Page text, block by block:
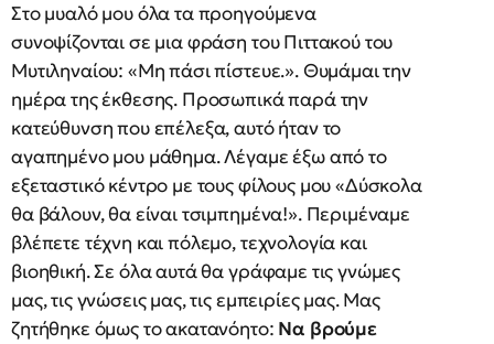
Στο μυαλό μου όλα τα προηγούμενα
συνοψίζονται σε μια φράση του Πιττακού του
Μυτιληναίου: «Μη πάσι πίστευε.». Θυμάμαι την
ημέρα της έκθεσης. Προσωπικά παρά την
κατεύθυνση που επέλεξα, αυτό ήταν το
αγαπημένο μου μάθημα. Λέγαμε έξω από το
εξεταστικό κέντρο με τους φίλους μου «Δύσκολα
θα βάλουν, θα είναι τσιμπημένα!». Περιμέναμε
βλέπετε τέχνη και πόλεμο, τεχνολογία και
βιοηθική. Σε όλα αυτά θα γράφαμε τις γνώμες
μας, τις γνώσεις μας, τις εμπειρίες μας. Μας
ζητήθηκε όμως το ακατανόητο: Να βρούμε